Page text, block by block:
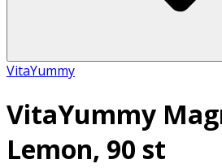
VitaYummy
VitaYummy
Lemon, 90 st